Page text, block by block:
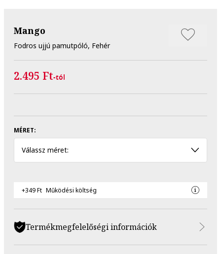
Mango
Fodros ujjú pamutpóló, Fehér
2.495 Ft-tól
MÉRET:
Válassz méret:
+349 Ft Működési költség
Termékmegfelelőségi információk